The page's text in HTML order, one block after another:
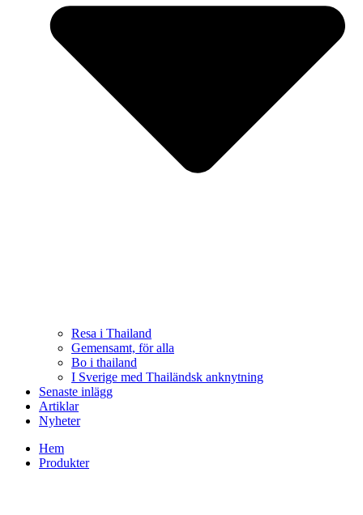
Resa i Thailand
Gemensamt, för alla
Bo i thailand
I Sverige med Thailändsk anknytning
Senaste inlägg
Artiklar
Nyheter
Hem
Produkter